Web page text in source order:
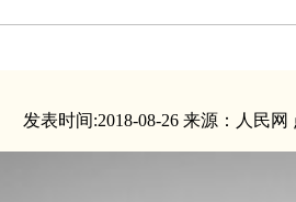
发表时间:2018-08-26 来源：人民网